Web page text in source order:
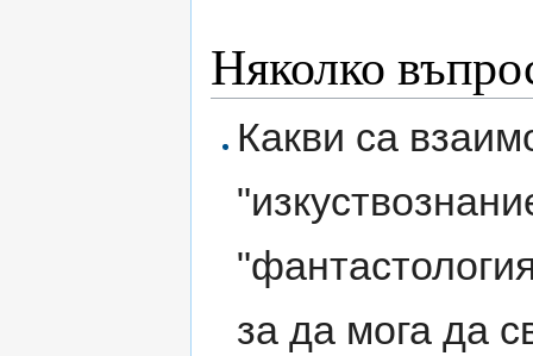
Няколко
Какви са
за да мога да